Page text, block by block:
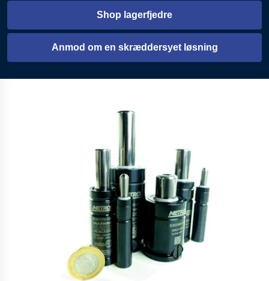
Shop lagerfjedreÅbnes i en ny fane
Anmod om en skræddersyet løsning